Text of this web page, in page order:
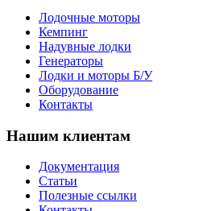
Лодочные моторы
Кемпинг
Надувные лодки
Генераторы
Лодки и моторы Б/У
Оборудование
Контакты
Нашим клиентам
Документация
Статьи
Полезные ссылки